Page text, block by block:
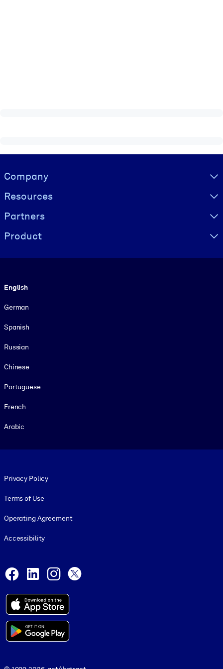
Visually hidden Text
Company
Resources
Partners
Product
English
German
Spanish
Russian
Chinese
Portuguese
French
Arabic
Privacy Policy
Terms of Use
Operating Agreement
Accessibility
Facebook
LinkedInInstagram